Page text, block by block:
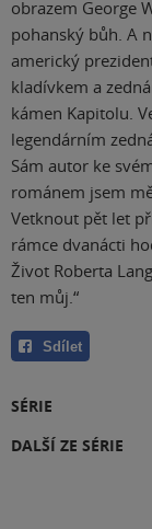
obrazem George
pohanský bůh. A
americký
kladívkem a
kámen Kapitolu.
legendárním
Sám autor ke
románem jsem
Vetknout pět let
rámce dvanácti
Život Roberta
ten můj.“
Sdílet
SÉRIE
DALŠÍ ZE SÉRIE